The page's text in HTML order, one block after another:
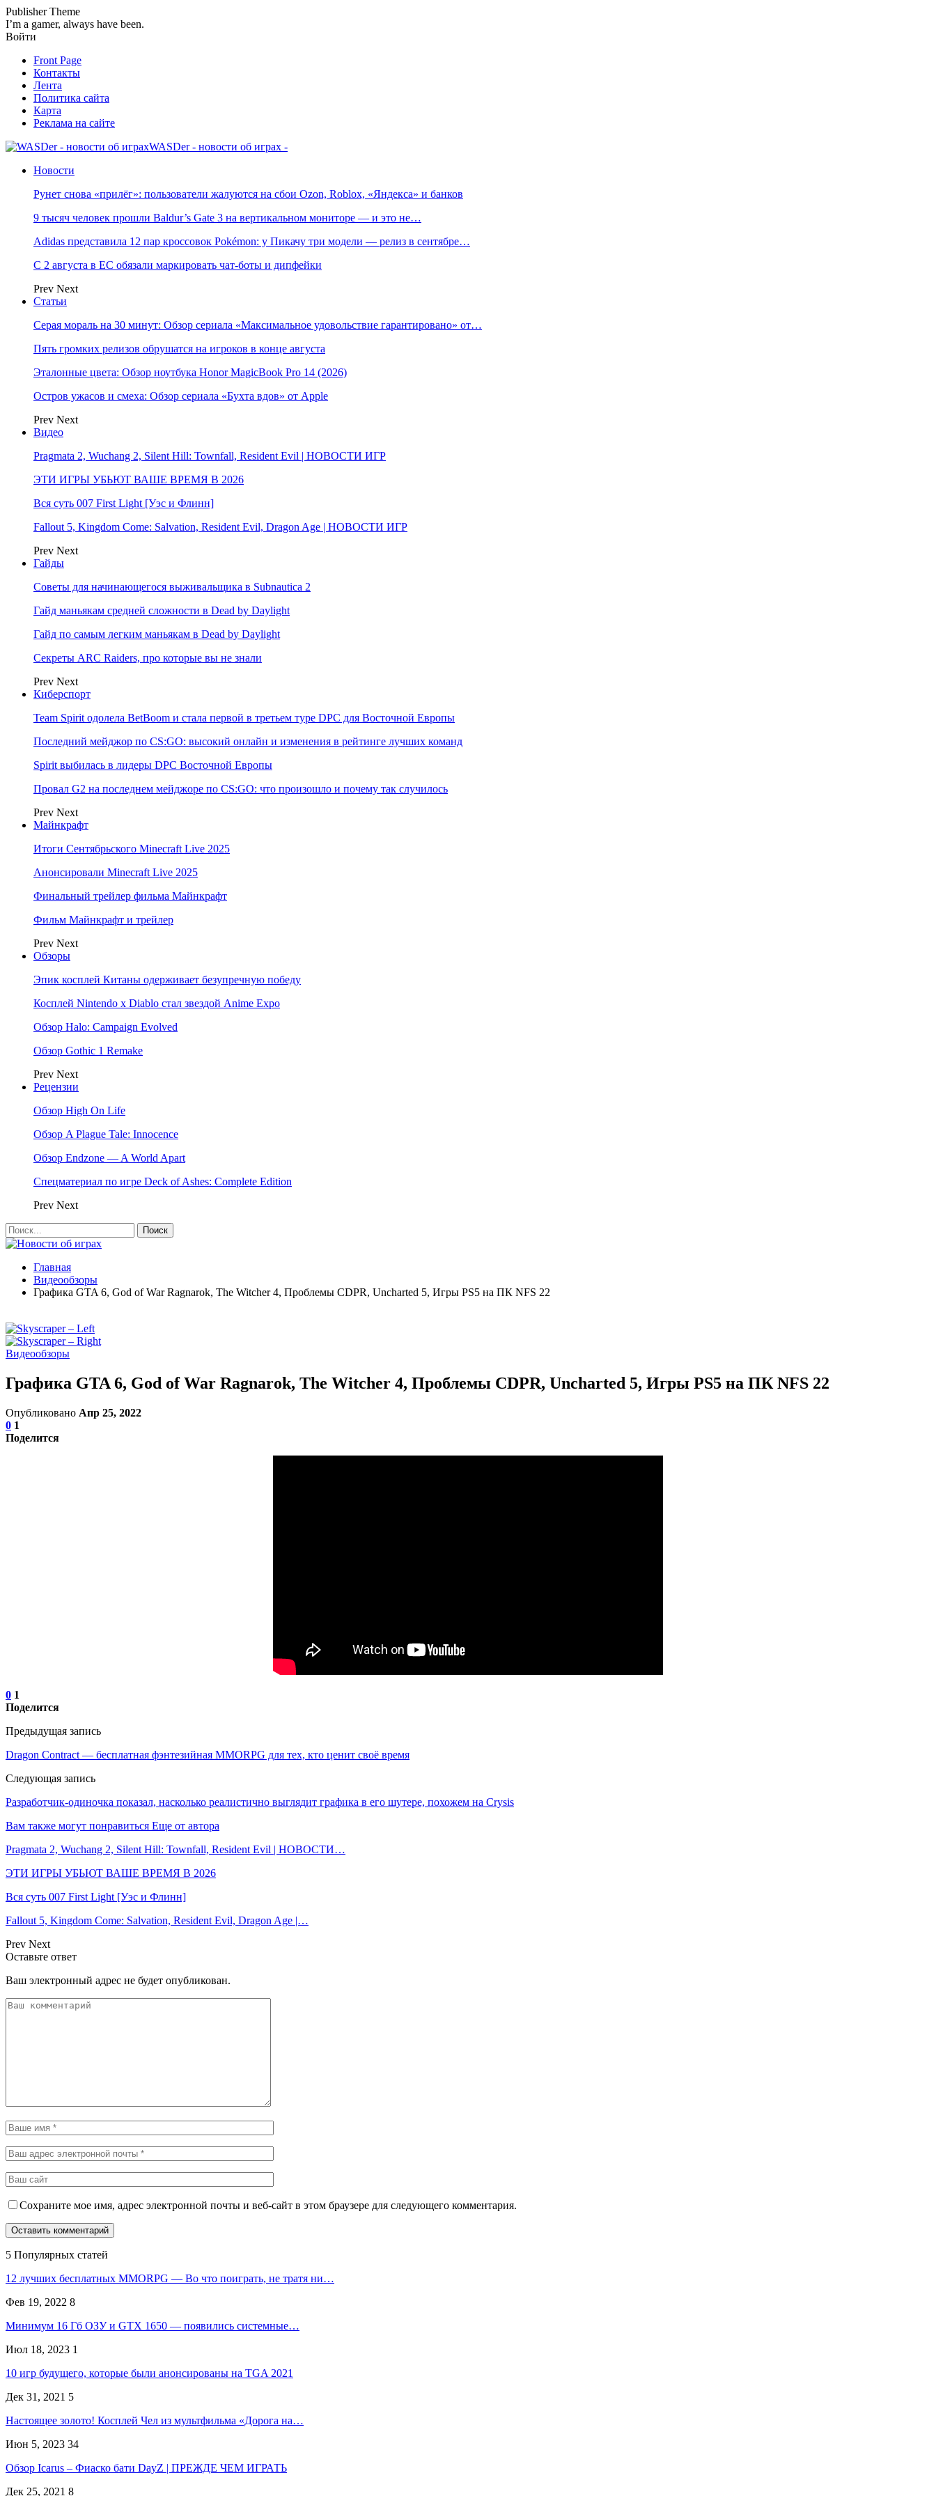
Publisher Theme
I’m a gamer, always have been.
Войти
Front Page
Контакты
Лента
Политика сайта
Карта
Реклама на сайте
WASDer - новости об играх -
Новости
Рунет снова «прилёг»: пользователи жалуются на сбои Ozon, Roblox, «Яндекса» и банков
9 тысяч человек прошли Baldur’s Gate 3 на вертикальном мониторе — и это не…
Adidas представила 12 пар кроссовок Pokémon: у Пикачу три модели — релиз в сентябре…
С 2 августа в ЕС обязали маркировать чат-боты и дипфейки
Prev Next
Статьи
Серая мораль на 30 минут: Обзор сериала «Максимальное удовольствие гарантировано» от…
Пять громких релизов обрушатся на игроков в конце августа
Эталонные цвета: Обзор ноутбука Honor MagicBook Pro 14 (2026)
Остров ужасов и смеха: Обзор сериала «Бухта вдов» от Apple
Prev Next
Видео
Pragmata 2, Wuchang 2, Silent Hill: Townfall, Resident Evil | НОВОСТИ ИГР
ЭТИ ИГРЫ УБЬЮТ ВАШЕ ВРЕМЯ В 2026
Вся суть 007 First Light [Уэс и Флинн]
Fallout 5, Kingdom Come: Salvation, Resident Evil, Dragon Age | НОВОСТИ ИГР
Prev Next
Гайды
Советы для начинающегося выживальщика в Subnautica 2
Гайд маньякам средней сложности в Dead by Daylight
Гайд по самым легким маньякам в Dead by Daylight
Секреты ARC Raiders, про которые вы не знали
Prev Next
Киберспорт
Team Spirit одолела BetBoom и стала первой в третьем туре DPC для Восточной Европы
Последний мейджор по CS:GO: высокий онлайн и изменения в рейтинге лучших команд
Spirit выбилась в лидеры DPC Восточной Европы
Провал G2 на последнем мейджоре по CS:GO: что произошло и почему так случилось
Prev Next
Майнкрафт
Итоги Сентябрьского Minecraft Live 2025
Анонсировали Minecraft Live 2025
Финальный трейлер фильма Майнкрафт
Фильм Майнкрафт и трейлер
Prev Next
Обзоры
Эпик косплей Китаны одерживает безупречную победу
Косплей Nintendo x Diablo стал звездой Anime Expo
Обзор Halo: Campaign Evolved
Обзор Gothic 1 Remake
Prev Next
Рецензии
Обзор High On Life
Обзор A Plague Tale: Innocence
Обзор Endzone — A World Apart
Спецматериал по игре Deck of Ashes: Complete Edition
Prev Next
Главная
Видеообзоры
Графика GTA 6, God of War Ragnarok, The Witcher 4, Проблемы CDPR, Uncharted 5, Игры PS5 на ПК NFS 22
Видеообзоры
Графика GTA 6, God of War Ragnarok, The Witcher 4, Проблемы CDPR, Uncharted 5, Игры PS5 на ПК NFS 22
Опубликовано Апр 25, 2022
0 1
Поделится
0 1
Поделится
Предыдущая запись
Dragon Contract — бесплатная фэнтезийная MMORPG для тех, кто ценит своё время
Следующая запись
Разработчик-одиночка показал, насколько реалистично выглядит графика в его шутере, похожем на Crysis
Вам также могут понравиться Еще от автора
Pragmata 2, Wuchang 2, Silent Hill: Townfall, Resident Evil | НОВОСТИ…
ЭТИ ИГРЫ УБЬЮТ ВАШЕ ВРЕМЯ В 2026
Вся суть 007 First Light [Уэс и Флинн]
Fallout 5, Kingdom Come: Salvation, Resident Evil, Dragon Age |…
Prev Next
Оставьте ответ
Ваш электронный адрес не будет опубликован.
Сохраните мое имя, адрес электронной почты и веб-сайт в этом браузере для следующего комментария.
5 Популярных статей
12 лучших бесплатных MMORPG — Во что поиграть, не тратя ни…
Фев 19, 2022 8
Минимум 16 Гб ОЗУ и GTX 1650 — появились системные…
Июл 18, 2023 1
10 игр будущего, которые были анонсированы на TGA 2021
Дек 31, 2021 5
Настоящее золото! Косплей Чел из мультфильма «Дорога на…
Июн 5, 2023 34
Обзор Icarus – Фиаско бати DayZ | ПРЕЖДЕ ЧЕМ ИГРАТЬ
Дек 25, 2021 8